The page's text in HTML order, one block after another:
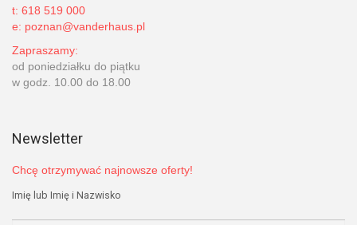
t: 618 519 000
e: poznan@vanderhaus.pl
Zapraszamy:
od poniedziałku do piątku
w godz. 10.00 do 18.00
Newsletter
Chcę otrzymywać najnowsze oferty!
Imię lub Imię i Nazwisko